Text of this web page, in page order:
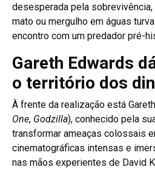
desesperada pela
mato ou mergulho em águas
encontro com um predador pré-
Gareth Edwards
o território dos
À frente da realização está
One, Godzilla), conhecido pela
transformar ameaças colossais
cinematográficas intensas e
nas mãos experientes de David